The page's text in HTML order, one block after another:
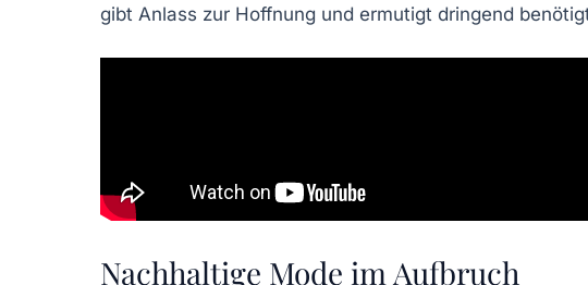
gibt Anlass zur Hoffnung und ermutigt dringend
Nachhaltige Mode im Aufbruch